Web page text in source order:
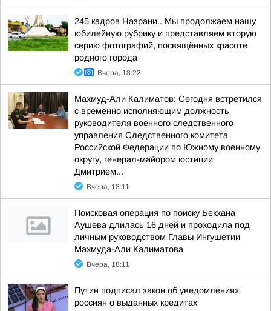
245 кадров Назрани.. Мы продолжаем нашу
юбилейную рубрику и представляем вторую
серию фотографий, посвящённых красоте
родного города
Вчера, 18:22
Махмуд-Али Калиматов: Сегодня встретился
с временно исполняющим должность
руководителя военного следственного
управления Следственного комитета
Российской Федерации по Южному военному
округу, генерал-майором юстиции
Дмитрием...
Вчера, 18:11
Поисковая операция по поиску Бекхана
Аушева длилась 16 дней и проходила под
личным руководством Главы Ингушетии
Махмуда-Али Калиматова
Вчера, 18:11
Путин подписал закон об уведомлениях
россиян о выданных кредитах